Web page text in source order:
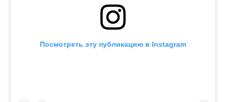
Посмотреть эту публикацию в Instagram